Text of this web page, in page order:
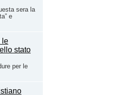
sera la
e
per le